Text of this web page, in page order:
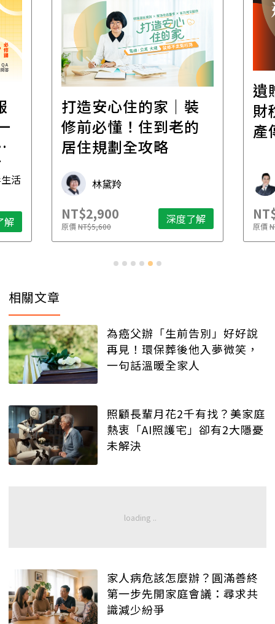
活
解
打造安心住的家｜裝
修前必懂！住到老的
居住規劃全攻略
林黛羚
NT$2,900
原價NT$5,600 深度了解
遺
財
產
原價
相關文章
為癌父辦「生前告別」好好說
再見！環保葬後他入夢微笑，
一句話溫暖全家人
照顧長輩月花2千有找？美家庭
熱衷「AI照護宅」卻有2大隱憂
未解決
家人病危該怎麼辦？圓滿善終
第一步先開家庭會議：尋求共
識減少紛爭